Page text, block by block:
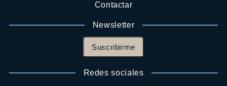
Contactar
Newsletter
Suscribirme
Redes sociales